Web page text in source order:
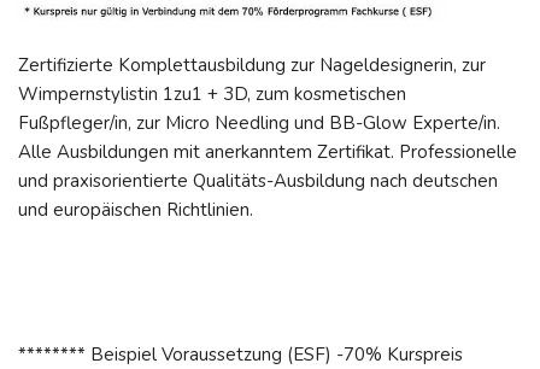
Zertifizierte Komplettausbildung zur Nageldesignerin, zur
Wimpernstylistin 1zu1 + 3D, zum kosmetischen
Fußpfleger/in, zur Micro Needling und BB-Glow Experte/in.
Alle Ausbildungen mit anerkanntem Zertifikat. Professionelle
und praxisorientierte Qualitäts-Ausbildung nach deutschen
und europäischen Richtlinien.
******** Beispiel Voraussetzung (ESF) -70% Kurspreis